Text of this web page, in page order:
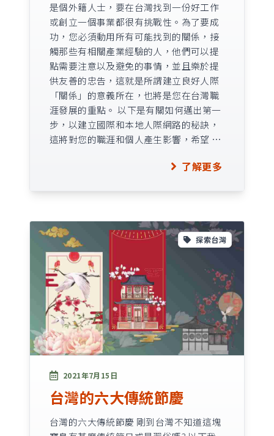
是個外籍人士，要在台灣找到一份好工作
或創立一個事業都很有挑戰性。為了要成
功，您必須動用所有可能找到的關係，接
觸那些有相關產業經驗的人，他們可以提
點需要注意以及避免的事情，並且樂於提
供友善的忠告，這就是所謂建立良好人際
「關係」的意義所在，也將是您在台灣職
涯發展的重點。 以下是有關如何邁出第一
步，以建立國際和本地人際網路的秘訣，
這將對您的職涯和個人產生影響，希望 …
了解更多
探索台灣
2021年7月15日
台灣的六大傳統節慶
台灣的六大傳統節慶 剛到台灣不知道這塊